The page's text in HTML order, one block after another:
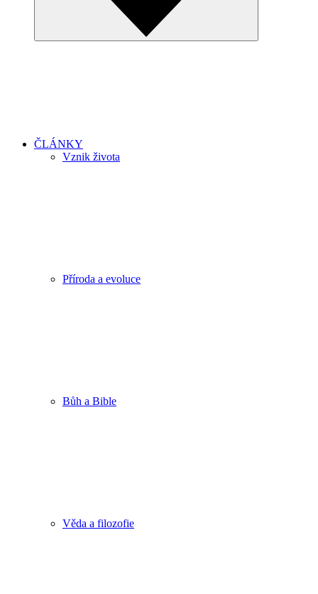
ČLÁNKY
Vznik života
Příroda a evoluce
Bůh a Bible
Věda a filozofie